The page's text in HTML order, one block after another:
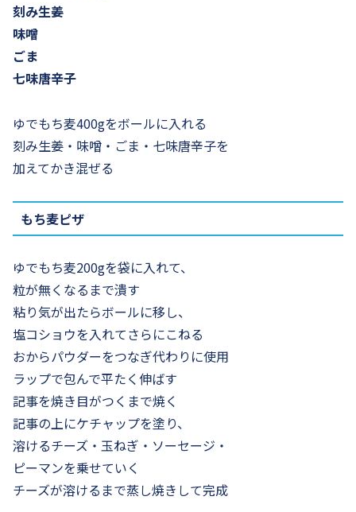
刻み生姜
味噌
ごま
七味唐辛子
ゆでもち麦400gをボールに入れる
刻み生姜・味噌・ごま・七味唐辛子を
加えてかき混ぜる
もち麦ピザ
ゆでもち麦200gを袋に入れて、
粒が無くなるまで潰す
粘り気が出たらボールに移し、
塩コショウを入れてさらにこねる
おからパウダーをつなぎ代わりに使用
ラップで包んで平たく伸ばす
記事を焼き目がつくまで焼く
記事の上にケチャップを塗り、
溶けるチーズ・玉ねぎ・ソーセージ・
ピーマンを乗せていく
チーズが溶けるまで蒸し焼きして完成